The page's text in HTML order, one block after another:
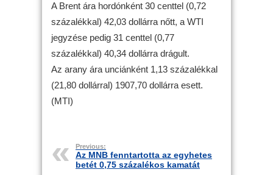
A Brent ára hordónként 30 centtel (0,72
százalékkal) 42,03 dollárra nőtt, a WTI
jegyzése pedig 31 centtel (0,77
százalékkal) 40,34 dollárra drágult.
Az arany ára unciánként 1,13 százalékkal
(21,80 dollárral) 1907,70 dollárra esett.
(MTI)
Previous:
Az MNB fenntartotta az egyhetes
betét 0,75 százalékos kamatát